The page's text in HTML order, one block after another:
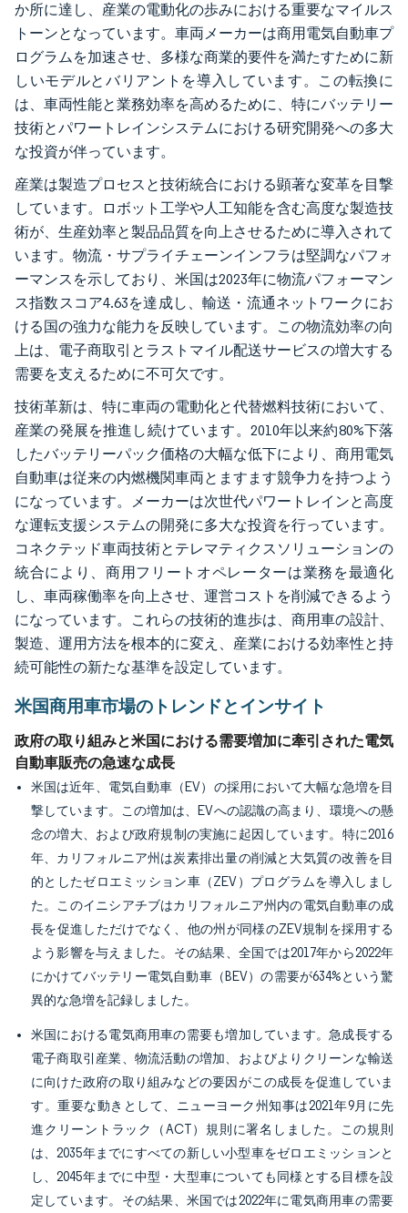
か所に達し、産業の電動化の歩みにおける重要なマイルス
トーンとなっています。車両メーカーは商用電気自動車プ
ログラムを加速させ、多様な商業的要件を満たすために新
しいモデルとバリアントを導入しています。この転換に
は、車両性能と業務効率を高めるために、特にバッテリー
技術とパワートレインシステムにおける研究開発への多大
な投資が伴っています。
産業は製造プロセスと技術統合における顕著な変革を目撃
しています。ロボット工学や人工知能を含む高度な製造技
術が、生産効率と製品品質を向上させるために導入されて
います。物流・サプライチェーンインフラは堅調なパフォ
ーマンスを示しており、米国は2023年に物流パフォーマン
ス指数スコア4.63を達成し、輸送・流通ネットワークにお
ける国の強力な能力を反映しています。この物流効率の向
上は、電子商取引とラストマイル配送サービスの増大する
需要を支えるために不可欠です。
技術革新は、特に車両の電動化と代替燃料技術において、
産業の発展を推進し続けています。2010年以来約80%下落
したバッテリーパック価格の大幅な低下により、商用電気
自動車は従来の内燃機関車両とますます競争力を持つよう
になっています。メーカーは次世代パワートレインと高度
な運転支援システムの開発に多大な投資を行っています。
コネクテッド車両技術とテレマティクスソリューションの
統合により、商用フリートオペレーターは業務を最適化
し、車両稼働率を向上させ、運営コストを削減できるよう
になっています。これらの技術的進歩は、商用車の設計、
製造、運用方法を根本的に変え、産業における効率性と持
続可能性の新たな基準を設定しています。
米国商用車市場のトレンドとインサイト
政府の取り組みと米国における需要増加に牽引された電気
自動車販売の急速な成長
米国は近年、電気自動車（EV）の採用において大幅な急増を目
撃しています。この増加は、EVへの認識の高まり、環境への懸
念の増大、および政府規制の実施に起因しています。特に2016
年、カリフォルニア州は炭素排出量の削減と大気質の改善を目
的としたゼロエミッション車（ZEV）プログラムを導入しまし
た。このイニシアチブはカリフォルニア州内の電気自動車の成
長を促進しただけでなく、他の州が同様のZEV規制を採用する
よう影響を与えました。その結果、全国では2017年から2022年
にかけてバッテリー電気自動車（BEV）の需要が634%という驚
異的な急増を記録しました。
米国における電気商用車の需要も増加しています。急成長する
電子商取引産業、物流活動の増加、およびよりクリーンな輸送
に向けた政府の取り組みなどの要因がこの成長を促進していま
す。重要な動きとして、ニューヨーク州知事は2021年9月に先
進クリーントラック（ACT）規則に署名しました。この規則
は、2035年までにすべての新しい小型車をゼロエミッションと
し、2045年までに中型・大型車についても同様とする目標を設
定しています。その結果、米国では2022年に電気商用車の需要